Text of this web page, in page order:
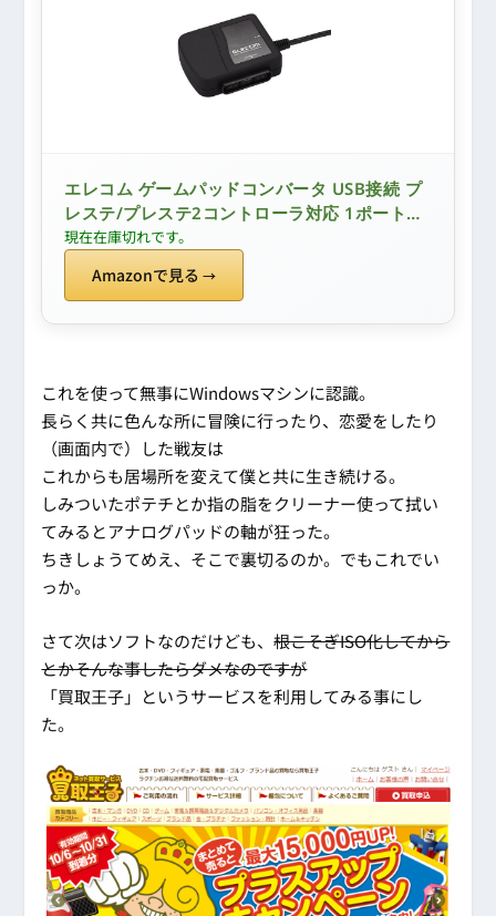
エレコム ゲームパッドコンバータ USB接続 プ
レステ/プレステ2コントローラ対応 1ポート
JC-PS101UBK
現在在庫切れです。
Amazonで見る
これを使って無事にWindowsマシンに認識。
長らく共に色んな所に冒険に行ったり、恋愛をしたり
（画面内で）した戦友は
これからも居場所を変えて僕と共に生き続ける。
しみついたポテチとか指の脂をクリーナー使って拭い
てみるとアナログパッドの軸が狂った。
ちきしょうてめえ、そこで裏切るのか。でもこれでい
っか。
さて次はソフトなのだけども、根こそぎISO化してから
とかそんな事したらダメなのですが
「買取王子」というサービスを利用してみる事にし
た。